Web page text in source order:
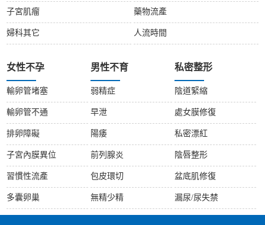
子宮肌瘤
婦科其它
藥物流產
人流時間
女性不孕
輸卵管堵塞
輸卵管不通
排卵障礙
子宮內膜異位
習慣性流產
多囊卵巢
男性不育
弱精症
早泄
陽痿
前列腺炎
包皮環切
無精少精
私密整形
陰道緊縮
處女膜修復
私密漂紅
陰唇整形
盆底肌修復
漏尿/尿失禁